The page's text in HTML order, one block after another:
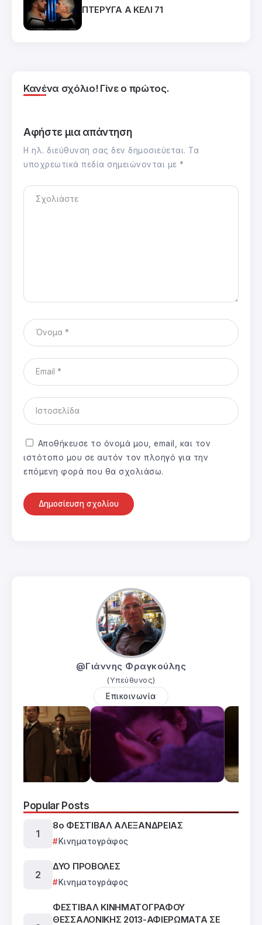
ΠΤΕΡΥΓΑ Α ΚΕΛΙ 71
Κανένα σχόλιο! Γίνε ο πρώτος.
Αφήστε μια απάντηση
Η ηλ. διεύθυνση σας δεν δημοσιεύεται. Τα
υποχρεωτικά πεδία σημειώνονται με *
Αποθήκευσε το όνομά μου, email, και τον
ιστότοπο μου σε αυτόν τον πλοηγό για την
επόμενη φορά που θα σχολιάσω.
@Γιάννης Φραγκούλης
(Υπεύθυνος)
Επικοινωνία
Popular Posts
8ο ΦΕΣΤΙΒΑΛ ΑΛΕΞΑΝΔΡΕΙΑΣ
Κινηματογράφος
ΔΥΟ ΠΡΟΒΟΛΕΣ
Κινηματογράφος
ΦΕΣΤΙΒΑΛ ΚΙΝΗΜΑΤΟΓΡΑΦΟΥ
ΘΕΣΣΑΛΟΝΙΚΗΣ 2013-ΑΦΙΕΡΩΜΑΤΑ ΣΕ